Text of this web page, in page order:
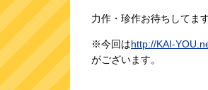
力作・珍作お待ちしてま
※今回はhttp://KAI-
がございます。